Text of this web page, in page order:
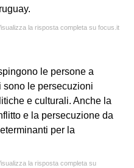
la risposta completa su focus.it
le persone a
sono le persecuzioni
e culturali. Anche la
e la persecuzione da
per la
la risposta completa su